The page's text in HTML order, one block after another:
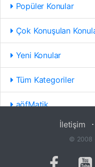
Popüler Konular
Çok Konuşulan
Yeni Konular
Tüm Kategoriler
aöfMatik
İletişim ⋅
© 2008